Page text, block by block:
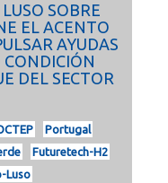
SOBRE
EL ACENTO
AYUDAS
DEL SECTOR
Portugal
Futuretech-H2
Luso